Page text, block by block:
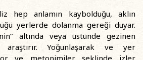
hep anlamın kaybolduğu, aklın
yerlerde dolanma gereği duyar.
altında veya üstünde gezinen
Yoğunlaşarak ve yer
ve metonimiler şeklinde izler